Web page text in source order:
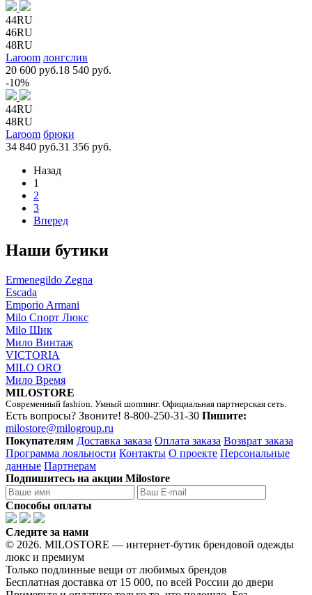
44RU
46RU
48RU
Laroom лонгслив
20 600 руб.18 540 руб.
-10%
44RU
48RU
Laroom брюки
34 840 руб.31 356 руб.
Назад
1
2
3
Вперед
Наши бутики
Ermenegildo Zegna
Escada
Emporio Armani
Milo Спорт Люкс
Milo Шик
Мило Винтаж
VICTORIA
MILO ORO
Мило Время
MILOSTORE
Современный fashion. Умный шоппинг. Официальная партнерская сеть.
Есть вопросы? Звоните! 8-800-250-31-30 Пишите:
milostore@milogroup.ru
Покупателям Доставка заказа Оплата заказа Возврат заказа
Программа лояльности Контакты О проекте Персональные
данные Партнерам
Подпишитесь на акции Milostore
Способы оплаты
Следите за нами
© 2026. MILOSTORE — интернет-бутик брендовой одежды
люкс и премиум
Только подлинные вещи от любимых брендов
Бесплатная доставка от 15 000, по всей России до двери